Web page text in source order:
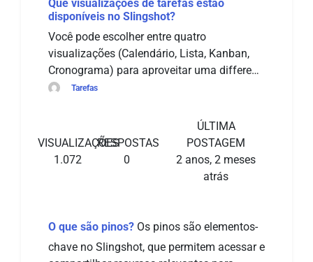
Que visualizações de tarefas estão
disponíveis no Slingshot?
Você pode escolher entre quatro
visualizações (Calendário, Lista, Kanban,
Cronograma) para aproveitar uma differe…
Tarefas
VISUALIZAÇÕES
1.072
RESPOSTAS
0
ÚLTIMA
POSTAGEM
2 anos, 2 meses
atrás
O que são pinos? Os pinos são elementos-
chave no Slingshot, que permitem acessar e